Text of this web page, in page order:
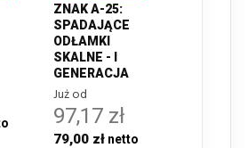
ZNAK A-25:
SPADAJĄCE
ODŁAMKI
SKALNE - I
GENERACJA
Już od
97,17 zł
79,00 zł